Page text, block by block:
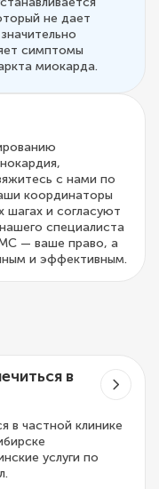
не дает
симптомы
миокарда.
с нами по
координаторы
и согласуют
специалиста
— ваше право, а
и эффективным.
в
частной клинике
услуги по